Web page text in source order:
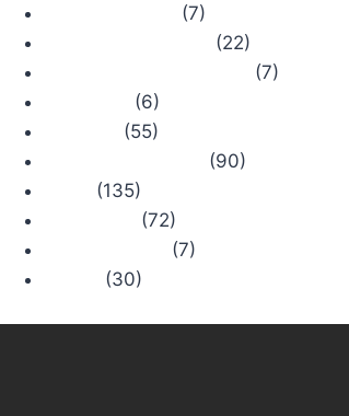
(7)
(22)
(7)
(6)
(55)
(90)
(135)
(72)
(7)
(30)